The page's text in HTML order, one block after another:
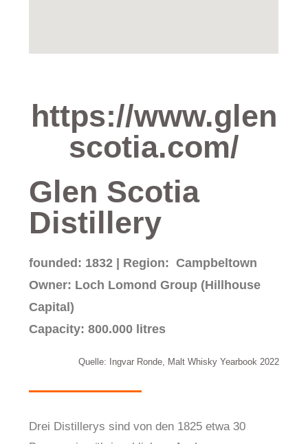
https://www.glen
scotia.com/
Glen Scotia
Distillery
founded: 1832 | Region: Campbeltown
Owner: Loch Lomond Group (Hillhouse
Capital)
Capacity: 800.000 litres
Quelle: Ingvar Ronde, Malt Whisky Yearbook 2022
Drei Distillerys sind von den 1825 etwa 30